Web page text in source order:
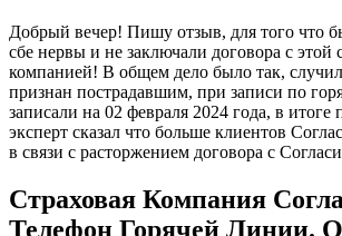
Добрый вечер! Пишу отзыв, для того что
сбе нервы и не заключали договора с этой
компанией! В общем дело было так,
признан пострадавшим, при записи по
записали на 02 февраля 2024 года, в итоге
эксперт сказал что больше клиентов
в связи с расторжением договора с
Страховая Компания
Телефон Горячей Линии.